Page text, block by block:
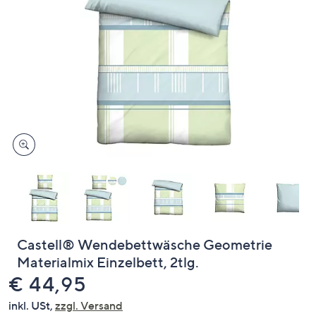
links
bzw.
diese
anzuzeigen.
Castell® Wendebettwäsche Geometrie
Materialmix Einzelbett, 2tlg.
Gelöscht
€ 44,95
inkl. USt, zzgl. Versand